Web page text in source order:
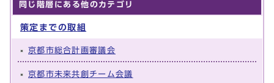
同じ階層にある他のカテゴリ
策定までの取組
京都市総合計画審議会
京都市未来共創チーム会議